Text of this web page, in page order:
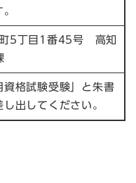
5丁目1番45号 高知
格試験受験」と朱書
出してください。